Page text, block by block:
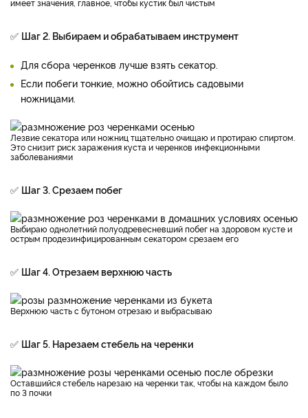
имеет значения, главное, чтобы кустик был чистым
✅ Шаг 2. Выбираем и обрабатываем инструмент
Для сбора черенков лучше взять секатор.
Если побеги тонкие, можно обойтись садовыми
ножницами.
Лезвие секатора или ножниц тщательно очищаю и протираю спиртом.
Это снизит риск заражения куста и черенков инфекционными
заболеваниями
✅ Шаг 3. Срезаем побег
Выбираю однолетний полуодревесневший побег на здоровом кусте и
острым продезинфицированным секатором срезаем его
✅ Шаг 4. Отрезаем верхнюю часть
Верхнюю часть с бутоном отрезаю и выбрасываю
✅ Шаг 5. Нарезаем стебель на черенки
Оставшийся стебель нарезаю на черенки так, чтобы на каждом было
по 3 почки